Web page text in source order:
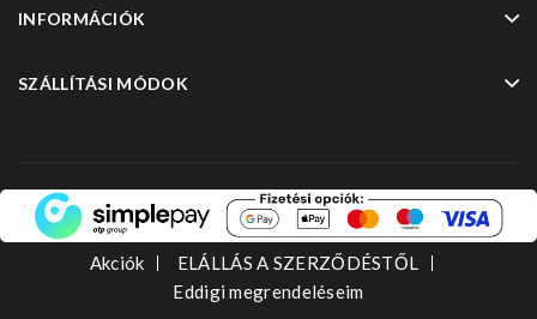
INFORMÁCIÓK
SZÁLLÍTÁSI MÓDOK
Akciók
ELÁLLÁS A SZERZŐDÉSTŐL
Eddigi megrendeléseim